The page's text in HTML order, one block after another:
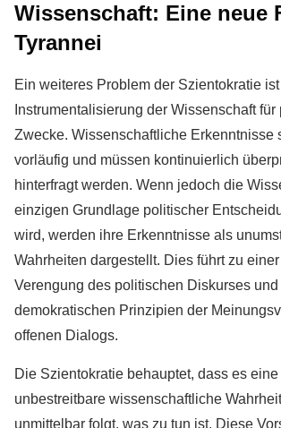
Wissenschaft: Eine neue
Tyrannei
Ein weiteres Problem der Szientokratie
Instrumentalisierung der Wissenschaft
Zwecke. Wissenschaftliche Erkenntnisse
vorläufig und müssen kontinuierlich
hinterfragt werden. Wenn jedoch die
einzigen Grundlage politischer
wird, werden ihre Erkenntnisse als
Wahrheiten dargestellt. Dies führt zu
Verengung des politischen Diskurses
demokratischen Prinzipien der
offenen Dialogs.
Die Szientokratie behauptet, dass es
unbestreitbare wissenschaftliche
unmittelbar folgt, was zu tun ist. Diese